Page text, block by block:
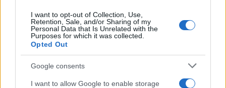
I want to opt-out of Collection, Use,
Retention, Sale, and/or Sharing of my
Personal Data that Is Unrelated with the
Purposes for which it was collected.
Opted Out
Google consents
I want to allow Google to enable storage